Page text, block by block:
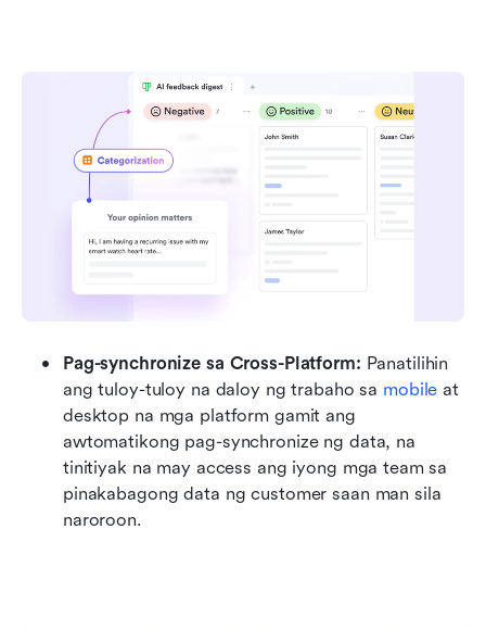
Pag-synchronize sa Cross-Platform: Panatilihin
ang tuloy-tuloy na daloy ng trabaho sa mobile at
desktop na mga platform gamit ang
awtomatikong pag-synchronize ng data, na
tinitiyak na may access ang iyong mga team sa
pinakabagong data ng customer saan man sila
naroroon.